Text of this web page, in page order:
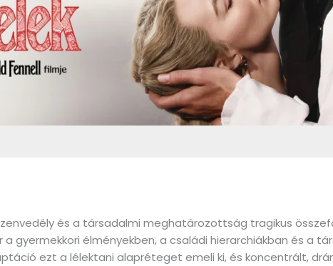
és a társadalmi meghatározottság tragikus
gyermekkori élményekben, a családi hierarchiákban és a
ezt a lélektani alapréteget emeli ki, és koncentrált,